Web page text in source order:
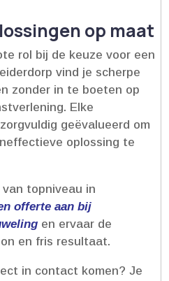
op maat
rol bij de keuze voor een
vind je scherpe
zonder in te boeten op
Elke
geëvalueerd om
oplossing te
topniveau in
offerte aan bij
en ervaar de
en fris resultaat.​
in contact komen? Je